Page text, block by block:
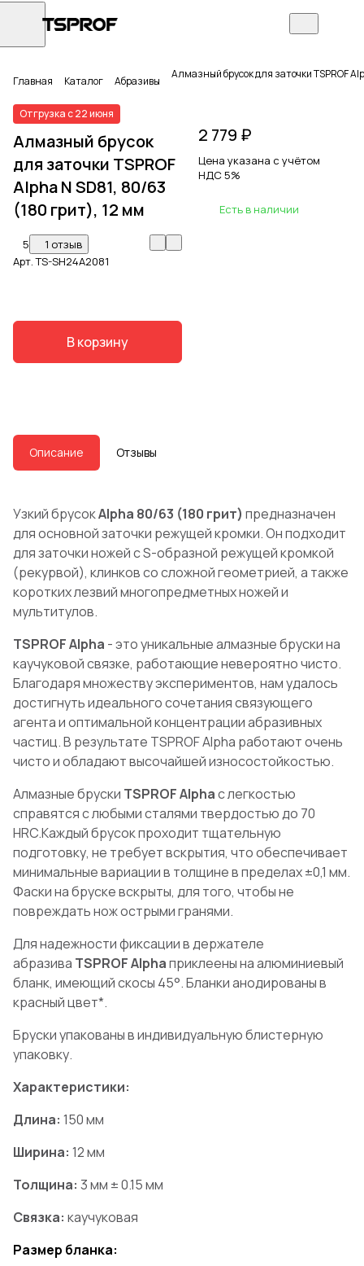
Главная Каталог Абразивы Алмазный брусок для заточки TSPROF
Отгрузка с 22 июня
Алмазный брусок
для заточки TSPROF
Alpha N SD81, 80/63
(180 грит), 12 мм
5
1 отзыв
Арт.TS-SH24A2081
В корзину
2 779 ₽
Цена указана с учётом
НДС 5%
Есть в наличии
Описание Отзывы
Узкий брусокAlpha 80/63 (180 грит) предназначен
для основной заточки режущей кромки. Он подходит
для заточки ножей с S-образной режущей кромкой
(рекурвой), клинков со сложной геометрией, а также
коротких лезвий многопредметных ножей и
мультитулов.
TSPROF Alpha - это уникальные алмазные бруски на
каучуковой связке, работающие невероятно чисто.
Благодаря множеству экспериментов, нам удалось
достигнуть идеального сочетания связующего
агента и оптимальной концентрации абразивных
частиц. В результате TSPROF Alpha работают очень
чисто и обладают высочайшей износостойкостью.
Алмазные бруски TSPROF Alphaс легкостью
справятся с любыми сталями твердостью до 70
HRC.Каждый брусок проходит тщательную
подготовку, не требует вскрытия, что обеспечивает
минимальные вариации в толщине в пределах ±0,1 мм.
Фаски на бруске вскрыты, для того, чтобы не
повреждать нож острыми гранями.
Для надежности фиксации в держателе
абразива TSPROF Alphaприклеены на алюминиевый
бланк, имеющий скосы 45°. Бланки анодированы в
красный цвет*.
Бруски упакованы в индивидуальную блистерную
упаковку.
Характеристики:
Длина: 150 мм
Ширина: 12 мм
Толщина: 3 мм ± 0.15 мм
Связка: каучуковая
Размер бланка: